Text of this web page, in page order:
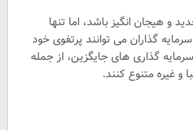
و هیجان انگیز باشد، اما تنها
گذاران می توانند پرتفوی خود
گذاری های جایگزین، از جمله
و غیره متنوع کنند.